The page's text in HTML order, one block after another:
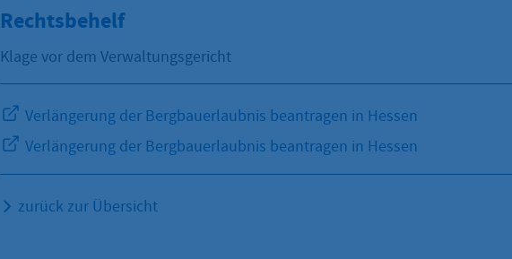
Rechtsbehelf
Klage vor dem Verwaltungsgericht
Verlängerung der Bergbauerlaubnis beantragen in Hessen
Verlängerung der Bergbauerlaubnis beantragen in Hessen
zurück zur Übersicht